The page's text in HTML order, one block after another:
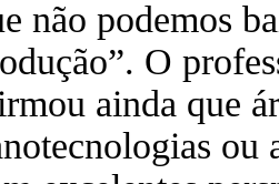
não podemos
O
ainda que
ou